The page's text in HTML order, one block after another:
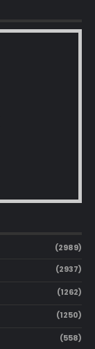
(2989)
(2937)
(1262)
(1250)
(558)